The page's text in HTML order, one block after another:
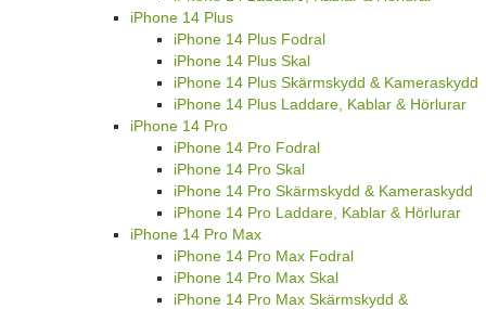
iPhone 14 Plus
iPhone 14 Plus Fodral
iPhone 14 Plus Skal
iPhone 14 Plus Skärmskydd & Kameraskydd
iPhone 14 Plus Laddare, Kablar & Hörlurar
iPhone 14 Pro
iPhone 14 Pro Fodral
iPhone 14 Pro Skal
iPhone 14 Pro Skärmskydd & Kameraskydd
iPhone 14 Pro Laddare, Kablar & Hörlurar
iPhone 14 Pro Max
iPhone 14 Pro Max Fodral
iPhone 14 Pro Max Skal
iPhone 14 Pro Max Skärmskydd &